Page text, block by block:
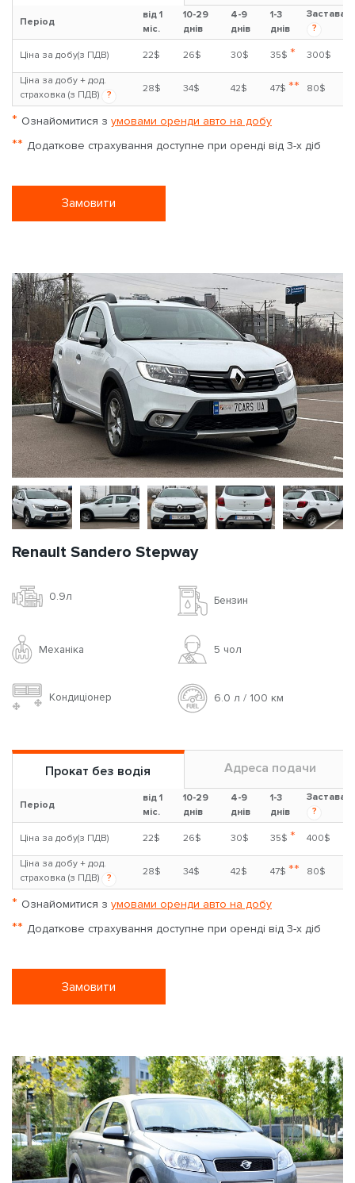
Період
від 1
міс.
10-29
днів
4-9
днів
1-3
днів
Застава
?
Ціна за добу(з ПДВ) 22$ 26$ 30$ 35$ * 300$
Ціна за добу + дод.
страховка (з ПДВ)
?
28$ 34$ 42$ 47$ ** 80$
* Ознайомитися з умовами оренди авто на добу
** Додаткове страхування доступне при оренді від 3-х діб
Замовити
Renault Sandero Stepway
0.9л Бензин
Механіка 5 чoл
Кондиціонер 6.0 л / 100 км
Прокат без водія Адреса подачи
Період
від 1
міс.
10-29
днів
4-9
днів
1-3
днів
Застава
?
Ціна за добу(з ПДВ) 22$ 26$ 30$ 35$ * 400$
Ціна за добу + дод.
страховка (з ПДВ)
?
28$ 34$ 42$ 47$ ** 80$
* Ознайомитися з умовами оренди авто на добу
** Додаткове страхування доступне при оренді від 3-х діб
Замовити